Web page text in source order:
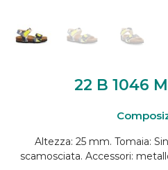
22 B 1046
Altezza: 25 mm. Tomaia:
scamosciata. Accessori: